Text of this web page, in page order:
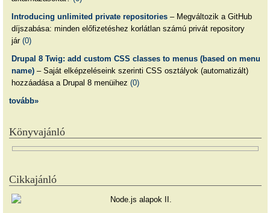
Introducing unlimited private repositories– Megváltozik a GitHub
díjszabása: minden előfizetéshez korlátlan számú privát repository
jár (0)
Drupal 8 Twig: add custom CSS classes to menus (based on menu
name)– Saját elképzeléseink szerinti CSS osztályok (automatizált)
hozzáadása a Drupal 8 menüihez (0)
tovább»
Könyvajánló
Cikkajánló